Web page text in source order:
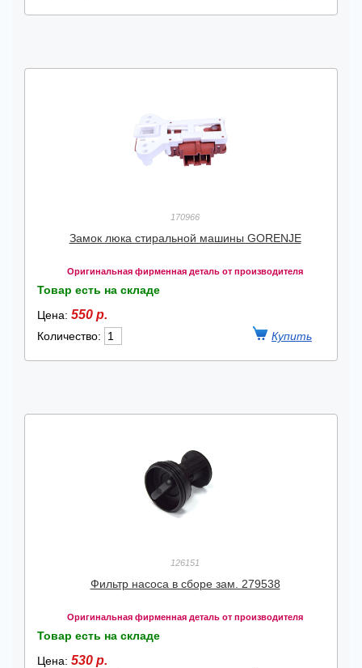
170966
Замок люка стиральной машины GORENJE
Оригинальная фирменная деталь от производителя
Товар есть на складе
Цена: 550 р.
Количество:
126151
Фильтр насоса в сборе зам. 279538
Оригинальная фирменная деталь от производителя
Товар есть на складе
Цена: 530 р.